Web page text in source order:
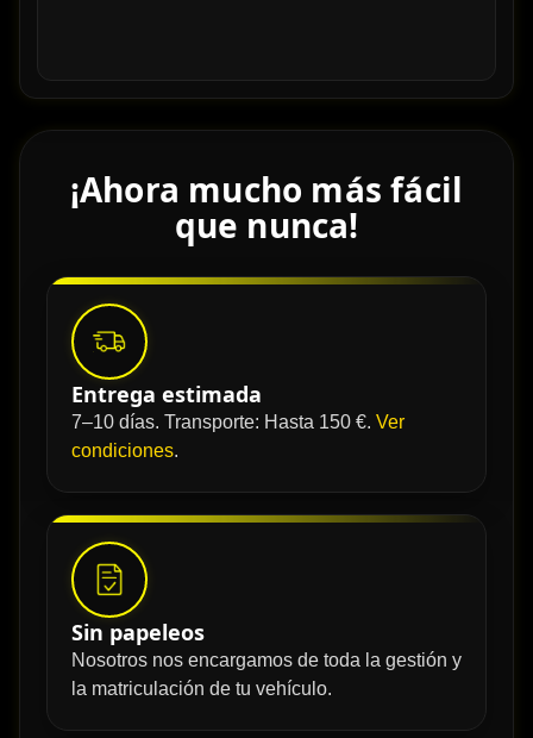
¡Ahora mucho más fácil
que nunca!
Entrega estimada
7–10 días. Transporte: Hasta 150 €. Ver
condiciones.
Sin papeleos
Nosotros nos encargamos de toda la gestión y
la matriculación de tu vehículo.